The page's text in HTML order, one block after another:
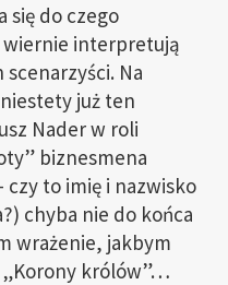
się do czego
wiernie interpretują
Na
już ten
Nader w roli
biznesmena
czy to imię i nazwisko
chyba nie do końca
wrażenie, jakbym
„Korony królów”…